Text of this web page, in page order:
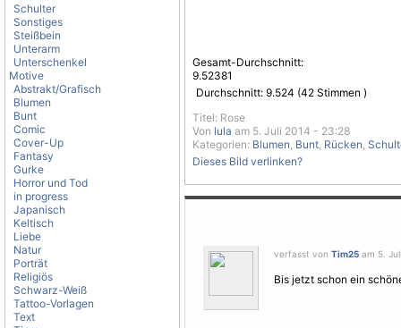
Schulter
Sonstiges
Steißbein
Unterarm
Unterschenkel
Motive
Abstrakt/Grafisch
Blumen
Bunt
Comic
Cover-Up
Fantasy
Gurke
Horror und Tod
in progress
Japanisch
Keltisch
Liebe
Natur
Porträt
Religiös
Schwarz-Weiß
Tattoo-Vorlagen
Text
Gesamt-Durchschnitt:
9.52381
Durchschnitt: 9.524 (42 Stimmen )
Titel: Rose
Von lula am 5. Juli 2014 - 23:28
Kategorien: Blumen, Bunt, Rücken,
Dieses Bild verlinken?
verfasst von Tim25 am 5.
Bis jetzt schon ein